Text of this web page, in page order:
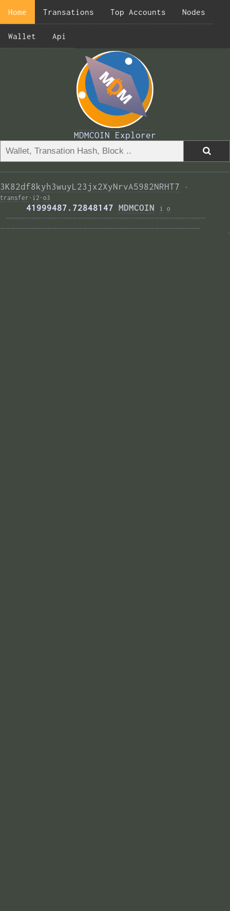
Home Transations Top Accounts Nodes
Wallet Api
MDMCOIN Explorer
3K82df8kyh3wuyL23jx2XyNrvA5982NRHT7
·
transfer · i2 · o3
     41999487.72848147
MDMCOIN i o
———————————————————————————————————————
———————————————————————————————————————